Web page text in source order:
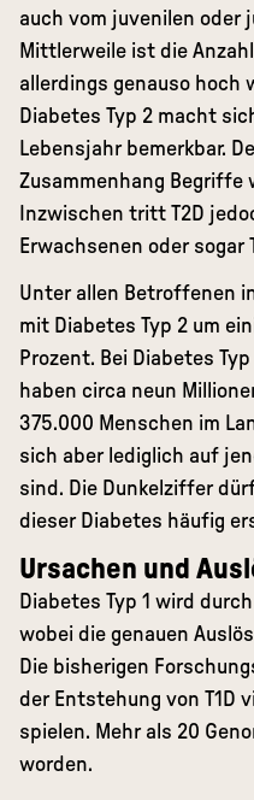
auch vom juvenilen oder
Mittlerweile ist die
allerdings genauso hoch
Diabetes Typ 2 macht
Lebensjahr bemerkbar.
Zusammenhang Begriffe
Inzwischen tritt T2D
Erwachsenen oder sogar
Unter allen Betroffenen
mit Diabetes Typ 2 um
Prozent. Bei Diabetes
haben circa neun
375.000 Menschen im
sich aber lediglich auf
sind. Die Dunkelziffer
dieser Diabetes häufig
Ursachen und
Diabetes Typ 1 wird
wobei die genauen
Die bisherigen
der Entstehung von T1D
spielen. Mehr als 20
worden.